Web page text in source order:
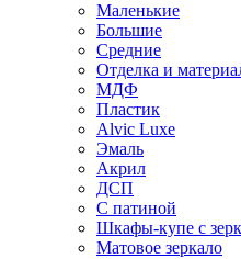
Маленькие
Большие
Средние
Отделка и
МДФ
Пластик
Alvic Luxe
Эмаль
Акрил
ДСП
С патиной
Шкафы-купе с
Матовое зеркало